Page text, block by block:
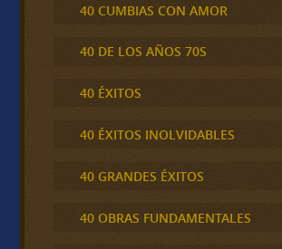
40 CUMBIAS CON AMOR
40 DE LOS AÑOS 70S
40 ÉXITOS
40 ÉXITOS INOLVIDABLES
40 GRANDES ÉXITOS
40 OBRAS FUNDAMENTALES